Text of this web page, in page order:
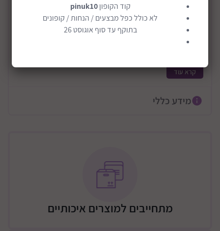
Size R129 מתאים לילדים מגיל לידה ועד גיל 15 חודשים
(מגובה 40 ס”מ עד 87 ס”מ ומשקל של 13 ק”ג).
יותר מפני פגיעות צד ולהאריך את זמן השימוש במושב
בהתקנה נגד כיוון הנסיעה. התקן מתבסס על גובה הילד ולא
מפרט הסלקל
כרית גוף פנימית – כרית הגוף עוזרת לשמור על ראשו וגופו
של התינוק, מספקת בטיחות ונוחות נוספת בכל נסיעה
קרא עוד
מידע כללי
מתחייבים למוצרים איכותיים
קוד הקופוןpinuk10
לא כולל כפל מבצעים / הנחות / קופונים
בתוקף עד סוף אוגוסט 26